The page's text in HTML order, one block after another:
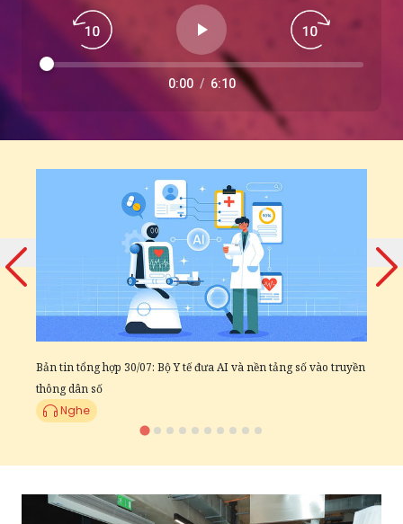
0:00 / 6:10
Bản tin tổng hợp 30/07: Bộ Y tế đưa AI và nền tảng số vào truyền
thông dân số
Nghe